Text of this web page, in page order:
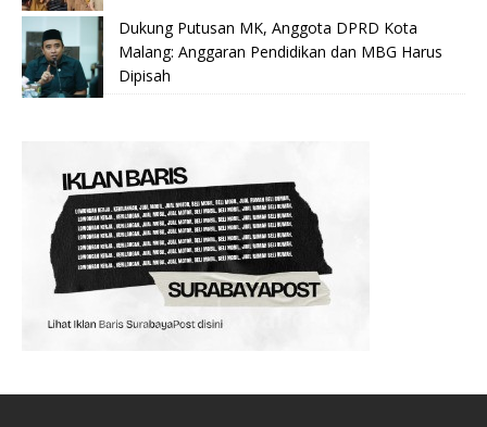
Dukung Putusan MK, Anggota DPRD Kota
Malang: Anggaran Pendidikan dan MBG Harus
Dipisah